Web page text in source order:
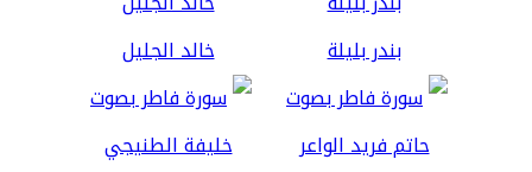
بندر بليلة خالد الجليل